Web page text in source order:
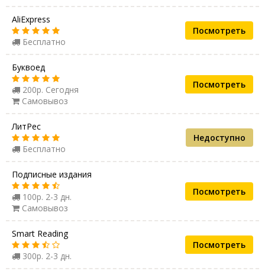
AliExpress
Бесплатно
Посмотреть
Буквоед
200р. Сегодня
Самовывоз
Посмотреть
ЛитРес
Бесплатно
Недоступно
Подписные издания
100р. 2-3 дн.
Самовывоз
Посмотреть
Smart Reading
300р. 2-3 дн.
Посмотреть